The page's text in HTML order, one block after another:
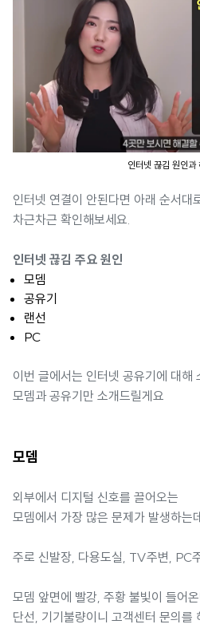
인터넷 끊김 원인과
인터넷 연결이 안된다면 아래 순서대
차근차근 확인해보세요.
인터넷 끊김 주요 원인
모뎀
공유기
랜선
PC
이번 글에서는 인터넷 공유기에 대해
모뎀과 공유기만 소개드릴게요
모뎀
외부에서 디지털 신호를 끌어오는
모뎀에서 가장 많은 문제가 발생하는
주로 신발장, 다용도실, TV주변, PC
모뎀 앞면에 빨강, 주황 불빛이 들어
단선, 기기불량이니 고객센터 문의를